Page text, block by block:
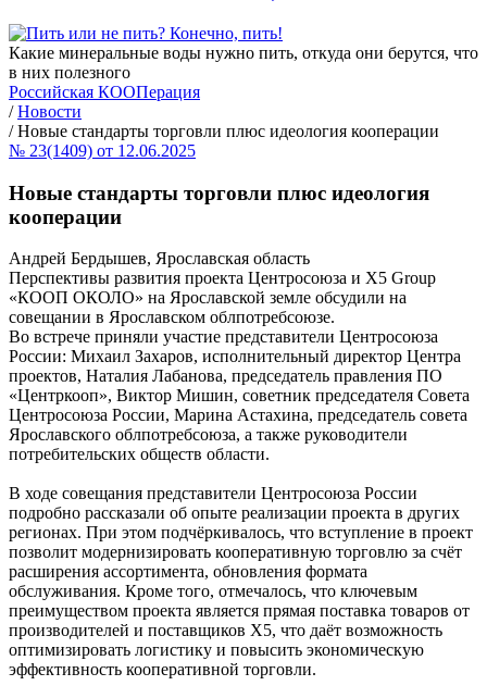
Какие минеральные воды нужно пить, откуда они берутся, что
в них полезного
Российская КООПерация
/ Новости
/ Новые стандарты торговли плюс идеология кооперации
№ 23(1409) от 12.06.2025
Новые стандарты торговли плюс идеология
кооперации
Андрей Бердышев, Ярославская область
Перспективы развития проекта Центросоюза и X5 Group
«КООП ОКОЛО» на Ярославской земле обсудили на
совещании в Ярославском облпотребсоюзе.
Во встрече приняли участие представители Центросоюза
России: Михаил Захаров, исполнительный директор Центра
проектов, Наталия Лабанова, председатель правления ПО
«Центркооп», Виктор Мишин, советник председателя Совета
Центросоюза России, Марина Астахина, председатель совета
Ярославского облпотребсоюза, а также руководители
потребительских обществ области.
В ходе совещания представители Центросоюза России
подробно рассказали об опыте реализации проекта в других
регионах. При этом подчёркивалось, что вступление в проект
позволит модернизировать кооперативную торговлю за счёт
расширения ассортимента, обновления формата
обслуживания. Кроме того, отмечалось, что ключевым
преимуществом проекта является прямая поставка товаров от
производителей и поставщиков Х5, что даёт возможность
оптимизировать логистику и повысить экономическую
эффективность кооперативной торговли.